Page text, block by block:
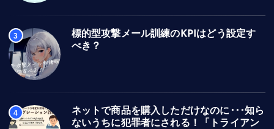
3
標的型攻撃メール訓練のKPIはどう設定す
べき？
4
ネットで商品を購入しただけなのに･･･知ら
ないうちに犯罪者にされる！「トライアン